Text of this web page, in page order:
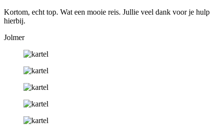
Kortom, echt top. Wat een mooie reis. Jullie veel dank voor je hulp
hierbij.
Jolmer